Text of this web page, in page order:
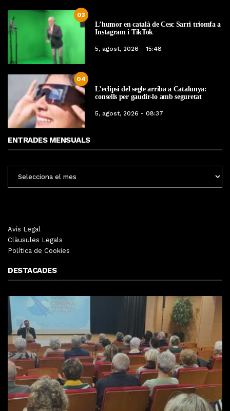
03
L’humor en català de Cesc Sarri triomfa a
Instagram i TikTok
5, agost, 2026 - 15:48
04
L’eclipsi del segle arriba a Catalunya:
consells per gaudir-lo amb seguretat
5, agost, 2026 - 08:37
ENTRADES MENSUALS
MENSUALS
Avís Legal
Clàusules Legals
Política de Cookies
DESTACADES